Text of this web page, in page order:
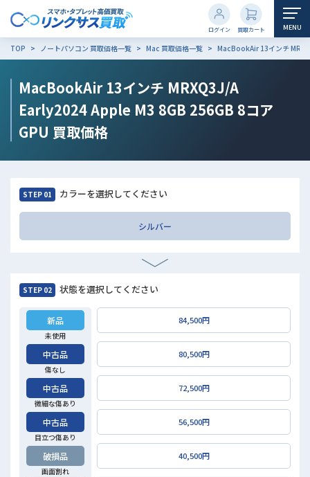
買取カート
ログイン MENU
TOP ノートパソコン 買取価格一覧 Mac 買取価格一覧 MacBookAir 13インチ
MacBookAir 13インチ MRXQ3J/A
Early2024 Apple M3 8GB 256GB 8コア
GPU 買取価格
STEP 01 カラーを選択してください
シルバー
STEP 02 状態を選択してください
新品
未使用
中古品
傷なし
中古品
微細な傷あり
中古品
目立つ傷あり
破損品
画面割れ
84,500円
80,500円
72,500円
56,500円
40,500円